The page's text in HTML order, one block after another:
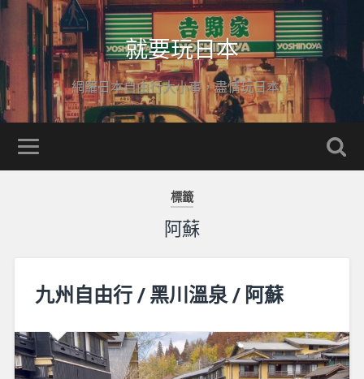
就要玩日本
網羅日本自由行大小事，盡情玩日本！
標籤
阿蘇
九州自由行 / 黑川溫泉 / 阿蘇